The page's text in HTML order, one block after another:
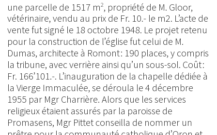
une parcelle de 1517 m2, propriété de M. Gloor,
vétérinaire, vendu au prix de Fr. 10.- le m2. L’acte de
vente fut signé le 18 octobre 1948. Le projet retenu
pour la construction de l’église fut celui de M.
Dumas, architecte à Romont : 190 places, y compris
la tribune, avec verrière ainsi qu’un sous-sol. Coût :
Fr. 166’101.-. L’inauguration de la chapelle dédiée à
la Vierge Immaculée, se déroula le 4 décembre
1955 par Mgr Charrière. Alors que les services
religieux étaient assurés par la paroisse de
Promasens, Mgr Pittet conseilla de nommer un